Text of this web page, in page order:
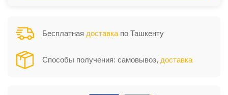
Бесплатная доставка по Ташкенту
Способы получения: самовывоз, доставка